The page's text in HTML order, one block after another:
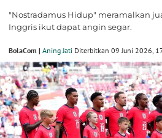
"Nostradamus Hidup" meramalkan
Inggris ikut dapat angin segar.
BolaCom | Aning Jati Diterbitkan 09 Juni 2026,